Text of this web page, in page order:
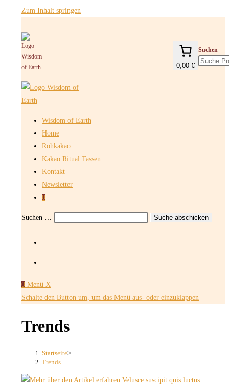
Zum Inhalt springen
0,00 €
Suchen
Wisdom of Earth
Home
Rohkakao
Kakao Ritual Tassen
Kontakt
Newsletter
0
Suchen … Suche abschicken
0 Menü X
Schalte den Button um, um das Menü aus- oder einzuklappen
Trends
Startseite>
Trends